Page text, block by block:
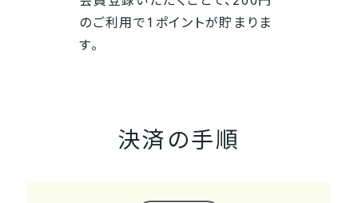
のご利用で1ポイントが貯まりま
す。
決済の手順